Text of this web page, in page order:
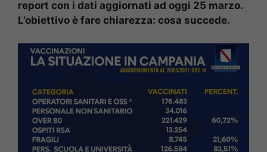
report con i dati aggiornati ad oggi 25 marzo.
L’obiettivo è fare chiarezza: cosa succede.